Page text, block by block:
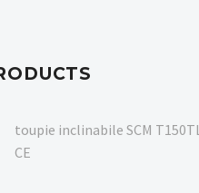
toupie inclinabile SCM T150TL
CE